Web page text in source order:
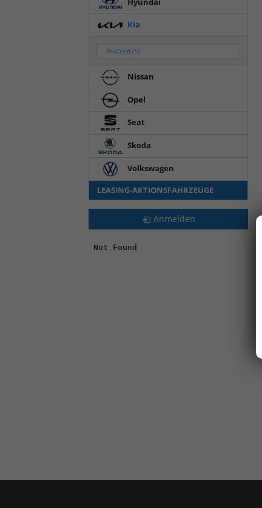
Kia
ProCeed(1)
Nissan
Opel
Seat
Skoda
Volkswagen
LEASING-AKTIONSFAHRZEUGE
Anmelden